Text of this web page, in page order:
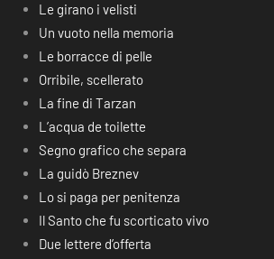
Le girano i velisti
Un vuoto nella memoria
Le borracce di pelle
Orribile, scellerato
La fine di Tarzan
L’acqua de toilette
Segno grafico che separa
La guidò Breznev
Lo si paga per penitenza
Il Santo che fu scorticato vivo
Due lettere d’offerta